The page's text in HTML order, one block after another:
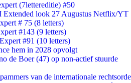
(7lettereditie) #50
look 27 Augustus Netflix/YT
# 75 (8 letters)
#143 (9 letters)
#91 (10 letters)
hem in 2028 opvolgt
de Boer (47) op non-actief stuurde
van de internationale rechtsorde